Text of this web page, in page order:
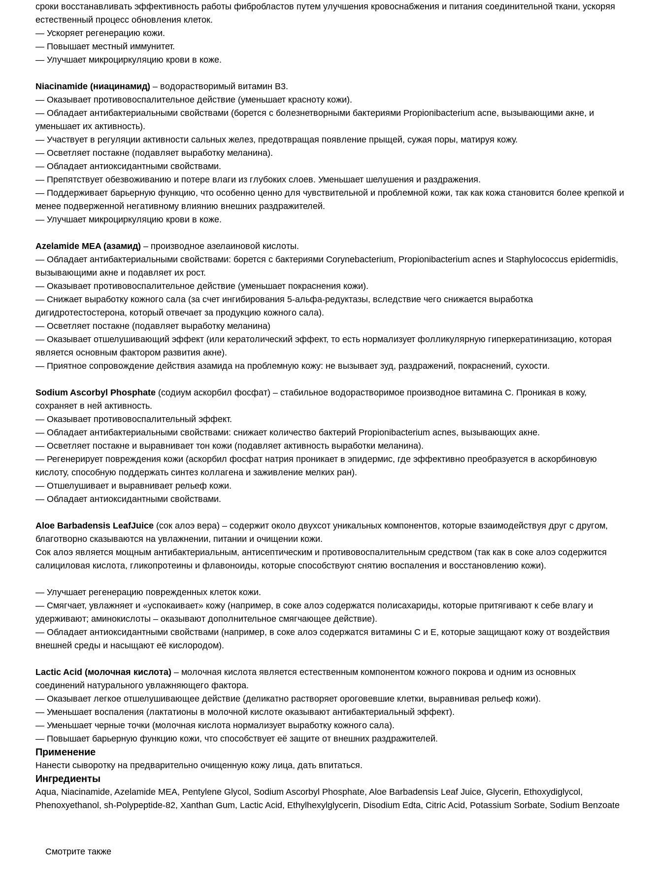
сроки восстанавливать эффективность работы фибробластов путем улучшения кровоснабжения и питания соединительной ткани, ускоряя
естественный процесс обновления клеток.
— Ускоряет регенерацию кожи.
— Повышает местный иммунитет.
— Улучшает микроциркуляцию крови в коже.
Niacinamide (ниацинамид) – водорастворимый витамин В3.
— Оказывает противовоспалительное действие (уменьшает красноту кожи).
— Обладает антибактериальными свойствами (борется с болезнетворными бактериями Propionibacterium acne, вызывающими акне, и
уменьшает их активность).
— Участвует в регуляции активности сальных желез, предотвращая появление прыщей, сужая поры, матируя кожу.
— Осветляет постакне (подавляет выработку меланина).
— Обладает антиоксидантными свойствами.
— Препятствует обезвоживанию и потере влаги из глубоких слоев. Уменьшает шелушения и раздражения.
— Поддерживает барьерную функцию, что особенно ценно для чувствительной и проблемной кожи, так как кожа становится более крепкой и
менее подверженной негативному влиянию внешних раздражителей.
— Улучшает микроциркуляцию крови в коже.
Azelamide MEA (азамид) – производное азелаиновой кислоты.
— Обладает антибактериальными свойствами: борется с бактериями Corynebacterium, Propionibacterium acnes и Staphylococcus epidermidis,
вызывающими акне и подавляет их рост.
— Оказывает противовоспалительное действие (уменьшает покраснения кожи).
— Снижает выработку кожного сала (за счет ингибирования 5-альфа-редуктазы, вследствие чего снижается выработка
дигидротестостерона, который отвечает за продукцию кожного сала).
— Осветляет постакне (подавляет выработку меланина)
— Оказывает отшелушивающий эффект (или кератолический эффект, то есть нормализует фолликулярную гиперкератинизацию, которая
является основным фактором развития акне).
— Приятное сопровождение действия азамида на проблемную кожу: не вызывает зуд, раздражений, покраснений, сухости.
Sodium Ascorbyl Phosphate (содиум аскорбил фосфат) – стабильное водорастворимое производное витамина С. Проникая в кожу,
сохраняет в ней активность.
— Оказывает противовоспалительный эффект.
— Обладает антибактериальными свойствами: снижает количество бактерий Propionibacterium acnes, вызывающих акне.
— Осветляет постакне и выравнивает тон кожи (подавляет активность выработки меланина).
— Регенерирует повреждения кожи (аскорбил фосфат натрия проникает в эпидермис, где эффективно преобразуется в аскорбиновую
кислоту, способную поддержать синтез коллагена и заживление мелких ран).
— Отшелушивает и выравнивает рельеф кожи.
— Обладает антиоксидантными свойствами.
Aloe Barbadensis LeafJuice (сок алоэ вера) – содержит около двухсот уникальных компонентов, которые взаимодействуя друг с другом,
благотворно сказываются на увлажнении, питании и очищении кожи.
Сок алоэ является мощным антибактериальным, антисептическим и противовоспалительным средством (так как в соке алоэ содержится
салициловая кислота, гликопротеины и флавоноиды, которые способствуют снятию воспаления и восстановлению кожи).
— Улучшает регенерацию поврежденных клеток кожи.
— Смягчает, увлажняет и «успокаивает» кожу (например, в соке алоэ содержатся полисахариды, которые притягивают к себе влагу и
удерживают; аминокислоты – оказывают дополнительное смягчающее действие).
— Обладает антиоксидантными свойствами (например, в соке алоэ содержатся витамины С и Е, которые защищают кожу от воздействия
внешней среды и насыщают её кислородом).
Lactic Acid (молочная кислота) – молочная кислота является естественным компонентом кожного покрова и одним из основных
соединений натурального увлажняющего фактора.
— Оказывает легкое отшелушивающее действие (деликатно растворяет ороговевшие клетки, выравнивая рельеф кожи).
— Уменьшает воспаления (лактатионы в молочной кислоте оказывают антибактериальный эффект).
— Уменьшает черные точки (молочная кислота нормализует выработку кожного сала).
— Повышает барьерную функцию кожи, что способствует её защите от внешних раздражителей.
Применение
Нанести сыворотку на предварительно очищенную кожу лица, дать впитаться.
Ингредиенты
Aqua, Niacinamide, Azelamide MEA, Pentylene Glycol, Sodium Ascorbyl Phosphate, Aloe Barbadensis Leaf Juice, Glycerin, Ethoxydiglycol,
Phenoxyethanol, sh-Polypeptide-82, Xanthan Gum, Lactic Acid, Ethylhexylglycerin, Disodium Edta, Citric Acid, Potassium Sorbate, Sodium Benzoate
Смотрите также